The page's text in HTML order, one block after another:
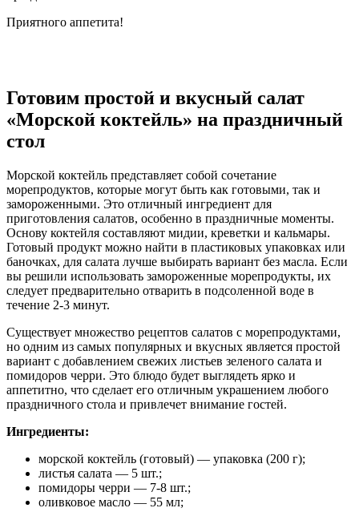
Приятного аппетита!
Готовим простой и вкусный салат
«Морской коктейль» на праздничный
стол
Морской коктейль представляет собой сочетание
морепродуктов, которые могут быть как готовыми, так и
замороженными. Это отличный ингредиент для
приготовления салатов, особенно в праздничные моменты.
Основу коктейля составляют мидии, креветки и кальмары.
Готовый продукт можно найти в пластиковых упаковках или
баночках, для салата лучше выбирать вариант без масла. Если
вы решили использовать замороженные морепродукты, их
следует предварительно отварить в подсоленной воде в
течение 2-3 минут.
Существует множество рецептов салатов с морепродуктами,
но одним из самых популярных и вкусных является простой
вариант с добавлением свежих листьев зеленого салата и
помидоров черри. Это блюдо будет выглядеть ярко и
аппетитно, что сделает его отличным украшением любого
праздничного стола и привлечет внимание гостей.
Ингредиенты:
морской коктейль (готовый) — упаковка (200 г);
листья салата — 5 шт.;
помидоры черри — 7-8 шт.;
оливковое масло — 55 мл;